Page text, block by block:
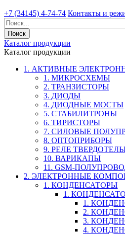
+7 (34145) 4-74-74 Контакты и
Каталог продукции
Каталог продукции
1. АКТИВНЫЕ
1. МИКРОСХЕМЫ
2. ТРАНЗИСТОРЫ
3. ДИОДЫ
4. ДИОДНЫЕ МОСТЫ
5. СТАБИЛИТРОНЫ
6. ТИРИСТОРЫ
7. СИЛОВЫЕ
8. ОПТОПРИБОРЫ
9. РЕЛЕ
10. ВАРИКАПЫ
11. GSM-
2. ЭЛЕКТРОННЫЕ
1. КОНДЕНСАТОРЫ
1.
1.
2.
3.
4.